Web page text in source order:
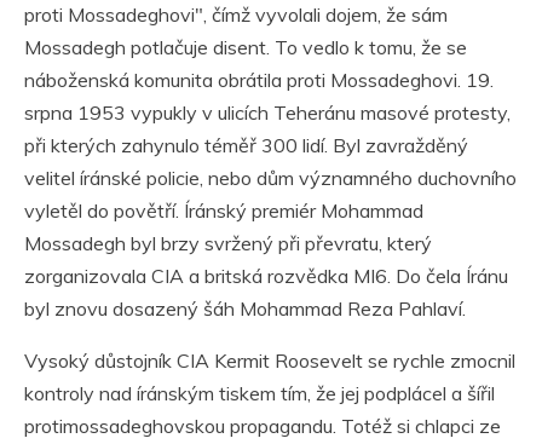
proti Mossadeghovi", čímž vyvolali dojem, že sám
Mossadegh potlačuje disent. To vedlo k tomu, že se
náboženská komunita obrátila proti Mossadeghovi. 19.
srpna 1953 vypukly v ulicích Teheránu masové protesty,
při kterých zahynulo téměř 300 lidí. Byl zavražděný
velitel íránské policie, nebo dům významného duchovního
vyletěl do povětří. Íránský premiér Mohammad
Mossadegh byl brzy svržený při převratu, který
zorganizovala CIA a britská rozvědka MI6. Do čela Íránu
byl znovu dosazený šáh Mohammad Reza Pahlaví.
Vysoký důstojník CIA Kermit Roosevelt se rychle zmocnil
kontroly nad íránským tiskem tím, že jej podplácel a šířil
protimossadeghovskou propagandu. Totéž si chlapci ze